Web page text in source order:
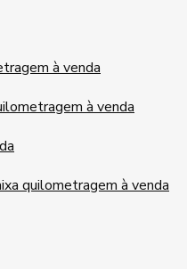
à venda
à venda
quilometragem à venda